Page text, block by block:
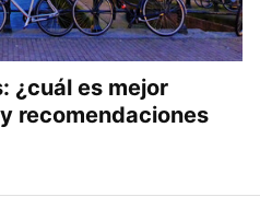
¿cuál es mejor
recomendaciones